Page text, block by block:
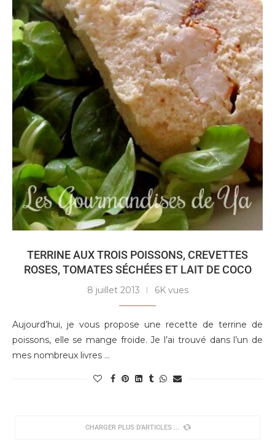
TERRINE AUX TROIS POISSONS, CREVETTES
ROSES, TOMATES SÉCHÉES ET LAIT DE COCO
8 juillet 2013 6K vues
Aujourd’hui, je vous propose une recette de terrine de
poissons, elle se mange froide. Je l’ai trouvé dans l’un de
mes nombreux livres …